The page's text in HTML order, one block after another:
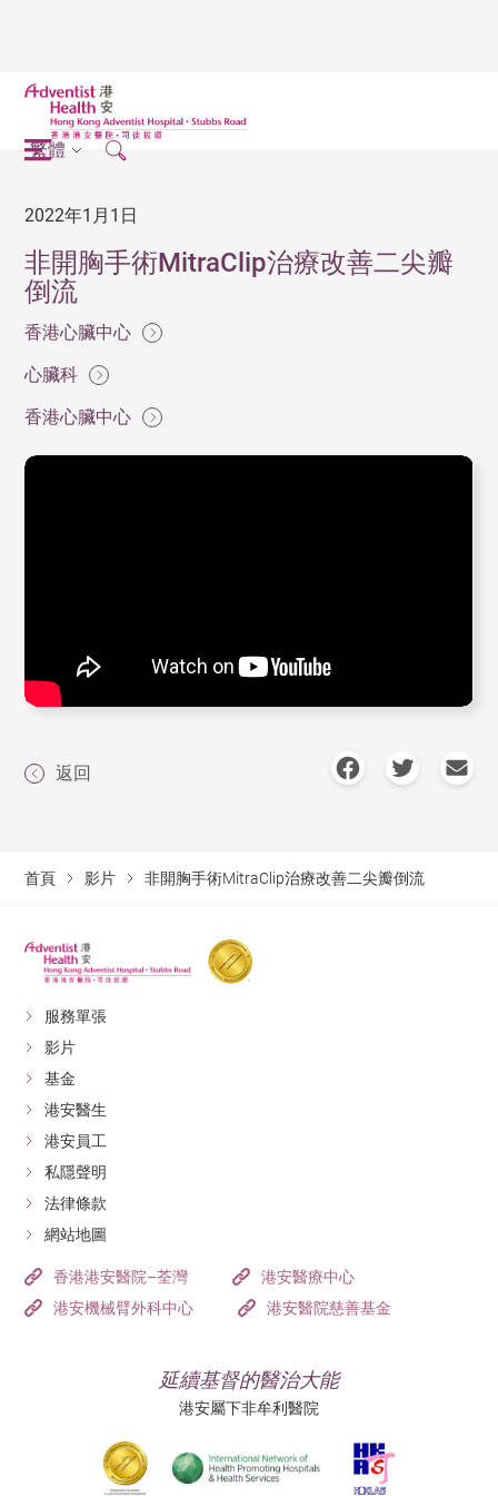
繁體
2022年1月1日
非開胸手術MitraClip治療改善二尖瓣
倒流
香港心臟中心
心臟科
香港心臟中心
返回
首頁 影片 非開胸手術MitraClip治療改善二尖瓣倒流
服務單張
影片
基金
港安醫生
港安員工
私隱聲明
法律條款
網站地圖
香港港安醫院–荃灣
港安醫療中心
港安機械臂外科中心
港安醫院慈善基金
延續基督的醫治大能
港安屬下非牟利醫院